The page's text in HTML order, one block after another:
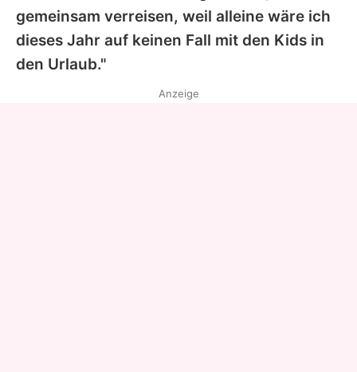
Nutzungsbedingungen
Utiq verwalten
gemeinsam verreisen, weil alleine wäre ich
dieses Jahr auf keinen Fall mit den Kids in
den Urlaub."
Anzeige